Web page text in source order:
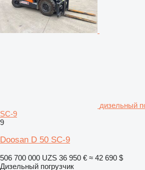
дизельный
SC-9
9
Doosan D 50 SC-9
506 700 000 UZS 36 950 € ≈ 42 690 $
Дизельный погрузчик